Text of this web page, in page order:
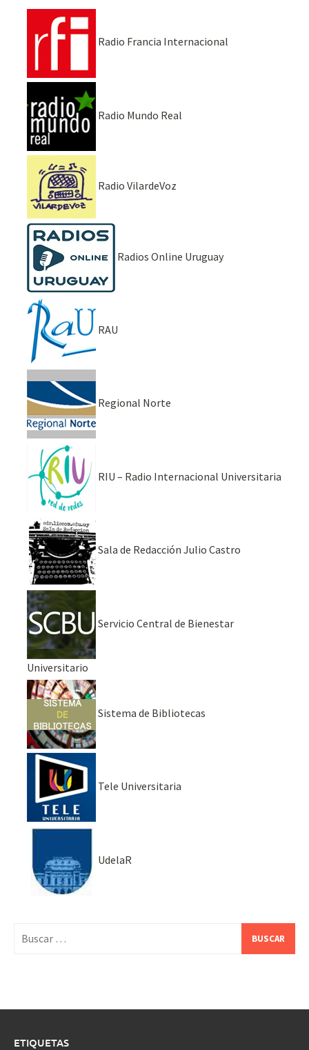
Radio Francia Internacional
Radio Mundo Real
Radio VilardeVoz
Radios Online Uruguay
RAU
Regional Norte
RIU – Radio Internacional Universitaria
Sala de Redacción Julio Castro
Servicio Central de Bienestar
Universitario
Sistema de Bibliotecas
Tele Universitaria
UdelaR
ETIQUETAS